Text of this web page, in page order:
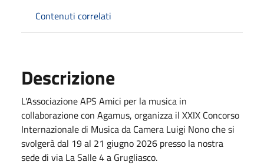
Contenuti correlati
Descrizione
L'Associazione APS Amici per la musica in
collaborazione con Agamus, organizza il XXIX Concorso
Internazionale di Musica da Camera Luigi Nono che si
svolgerà dal 19 al 21 giugno 2026 presso la nostra
sede di via La Salle 4 a Grugliasco.